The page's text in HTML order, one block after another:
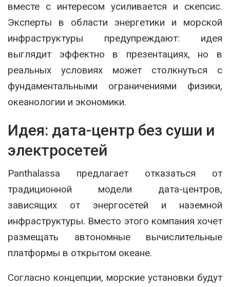
вместе с интересом усиливается и скепсис.
Эксперты в области энергетики и морской
инфраструктуры предупреждают: идея
выглядит эффектно в презентациях, но в
реальных условиях может столкнуться с
фундаментальными ограничениями физики,
океанологии и экономики.
Идея: дата-центр без суши и
электросетей
Panthalassa предлагает отказаться от
традиционной модели дата-центров,
зависящих от энергосетей и наземной
инфраструктуры. Вместо этого компания хочет
размещать автономные вычислительные
платформы в открытом океане.
Согласно концепции, морские установки будут